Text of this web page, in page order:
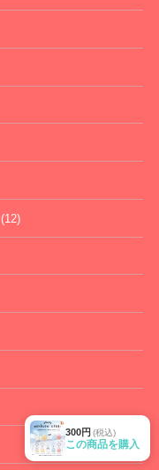
300円 (税込)
この商品を購入
(12)